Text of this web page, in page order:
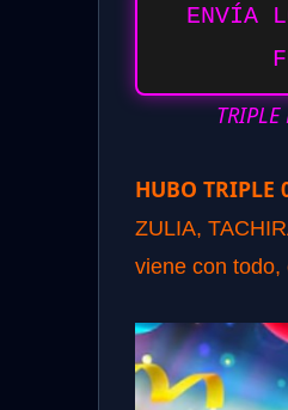
ENVÍA
HUBO TRIPLE
ZULIA,
viene con todo,